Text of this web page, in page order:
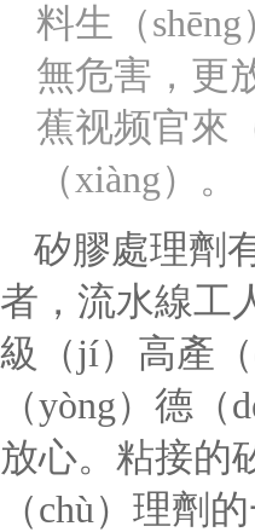
料生（
無危害，更
蕉视频官來
（xiàng）。
矽膠處理劑
者，流水線工
級（jí）高產
（yòng）德
放心。粘接的
（chù）理劑